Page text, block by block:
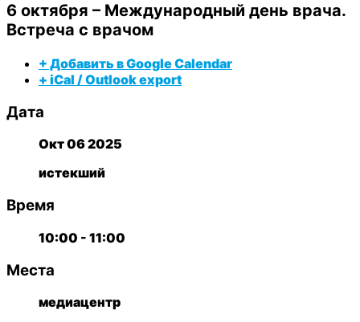
6 октября – Международный день врача.
Встреча с врачом
+ Добавить в Google Calendar
+ iCal / Outlook export
Дата
Окт 06 2025
истекший
Время
10:00 - 11:00
Места
медиацентр